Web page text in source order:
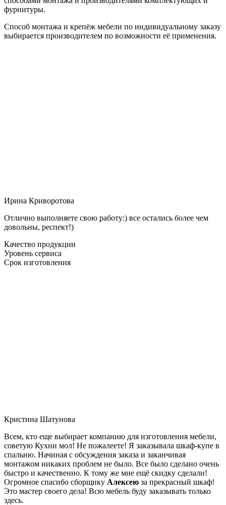
фурнитуры.
Способ монтажа и крепёж мебели по индивидуальному заказу
выбирается производителем по возможности её применения.
Ирина Криворотова
Отлично выполняете свою работу:) все остались более чем
довольны, респект!)
Качество продукции
Уровень сервиса
Срок изготовления
Кристина Шатунова
Всем, кто еще выбирает компанию для изготовления мебели,
советую Кухни мол! Не пожалеете! Я заказывала шкаф-купе в
спальню. Начиная с обсуждения заказа и заканчивая
монтажом никаких проблем не было. Все было сделано очень
быстро и качественно. К тому же мне ещё скидку сделали!
Огромное спасибо сборщику Алексею за прекрасный шкаф!
Это мастер своего дела! Всю мебель буду заказывать только
здесь.